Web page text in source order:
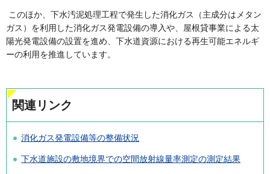
このほか、下水汚泥処理工程で発生した消化ガス（主成分はメタン
ガス）を利用した消化ガス発電設備の導入や、屋根貸事業による太
陽光発電設備の設置を進め、下水道資源における再生可能エネルギ
ーの利用を推進しています。
関連リンク
消化ガス発電設備等の整備状況
下水道施設の敷地境界での空間放射線量率測定の測定結果